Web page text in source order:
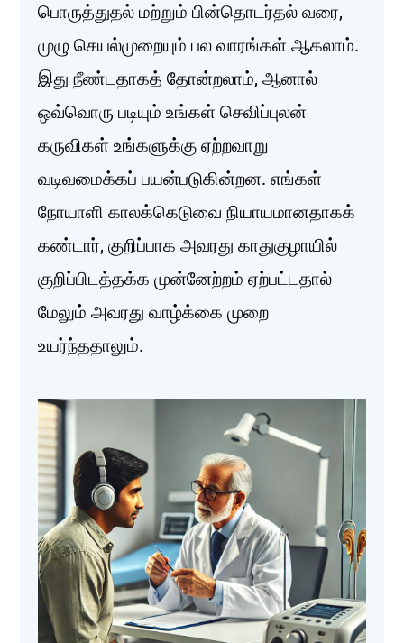
பொருத்துதல் மற்றும் பின்தொடர்தல் வரை,
முழு செயல்முறையும் பல வாரங்கள் ஆகலாம்.
இது நீண்டதாகத் தோன்றலாம், ஆனால்
ஒவ்வொரு படியும் உங்கள் செவிப்புலன்
கருவிகள் உங்களுக்கு ஏற்றவாறு
வடிவமைக்கப் பயன்படுகின்றன. எங்கள்
நோயாளி காலக்கெடுவை நியாயமானதாகக்
கண்டார், குறிப்பாக அவரது காதுகுழாயில்
குறிப்பிடத்தக்க முன்னேற்றம் ஏற்பட்டதால்
மேலும் அவரது வாழ்க்கை முறை
உயர்ந்ததாலும்.